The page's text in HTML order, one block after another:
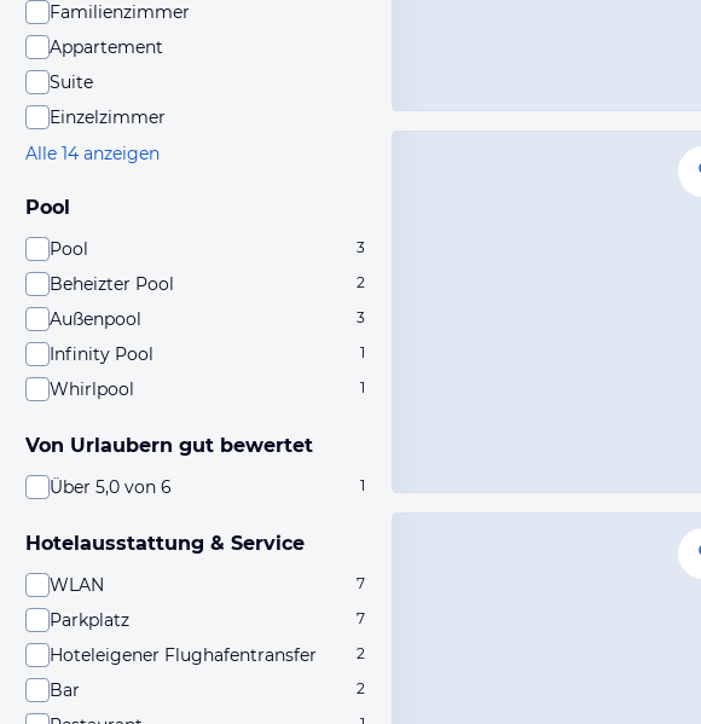
Familienzimmer
Appartement
Suite
Einzelzimmer
Alle 14 anzeigen
Pool
Pool 3
Beheizter Pool 2
Außenpool 3
Infinity Pool 1
Whirlpool 1
Von Urlaubern gut bewertet
Über 5,0 von 6 1
Hotelausstattung & Service
WLAN 7
Parkplatz 7
Hoteleigener Flughafentransfer 2
Bar 2